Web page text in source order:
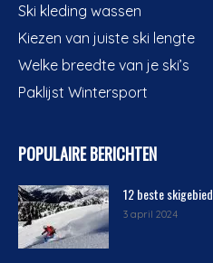
Ski kleding wassen
Kiezen van juiste ski lengte
Welke breedte van je ski’s
Paklijst Wintersport
POPULAIRE BERICHTEN
12 beste
3 april 2024